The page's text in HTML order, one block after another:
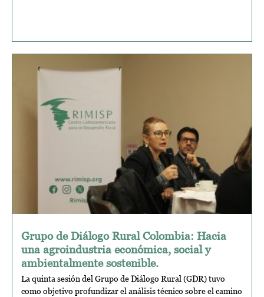
Grupo de Diálogo Rural Colombia: Hacia
una agroindustria económica, social y
ambientalmente sostenible.
La quinta sesión del Grupo de Diálogo Rural (GDR) tuvo
como objetivo profundizar el análisis técnico sobre el camino